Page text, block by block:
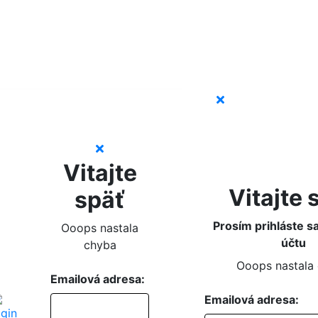
Vitajte
späť
Ooops nastala
chyba
Emailová adresa:
Vitajte
Prosím prihláste
účtu
Ooops nastala
Emailová adresa: